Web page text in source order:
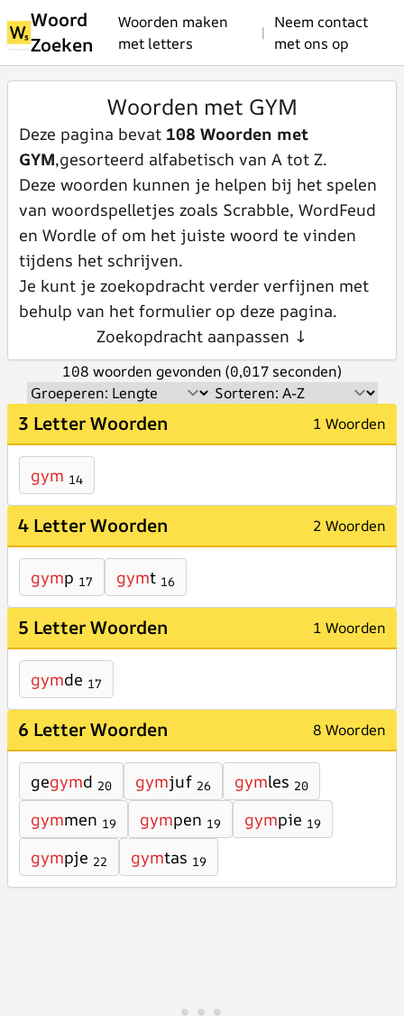
Woord
Zoeken
Woorden maken
met letters
|
Neem contact
met ons op
Woorden met GYM
Deze pagina bevat 108 Woorden met
GYM,gesorteerd alfabetisch van A tot Z.
Deze woorden kunnen je helpen bij het spelen
van woordspelletjes zoals Scrabble, WordFeud
en Wordle of om het juiste woord te vinden
tijdens het schrijven.
Je kunt je zoekopdracht verder verfijnen met
behulp van het formulier op deze pagina.
Zoekopdracht aanpassen ↓
108 woorden gevonden (0,017 seconden)
3 Letter Woorden 1 Woorden
gym 14
4 Letter Woorden 2 Woorden
gymp 17 gymt 16
5 Letter Woorden 1 Woorden
gymde 17
6 Letter Woorden 8 Woorden
gegymd 20 gymjuf 26 gymles 20
gymmen 19 gympen 19 gympie 19
gympje 22 gymtas 19